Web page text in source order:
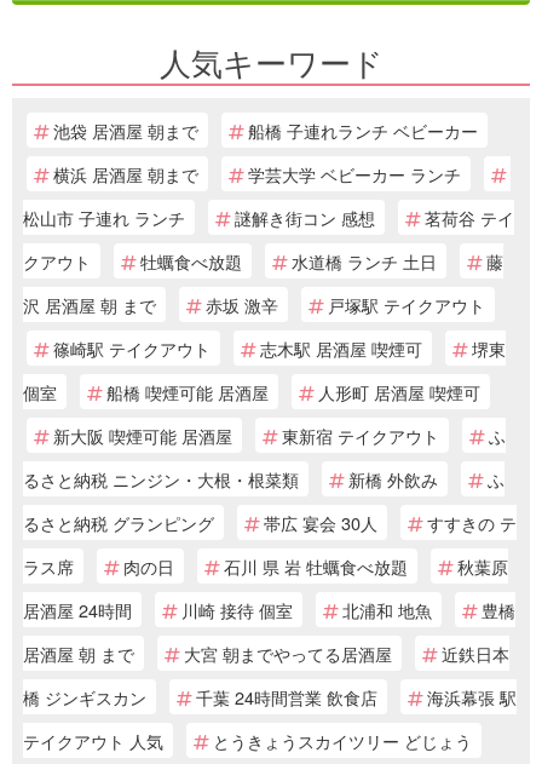
人気キーワード
池袋 居酒屋 朝まで
船橋 子連れランチ ベビーカー
横浜 居酒屋 朝まで
学芸大学 ベビーカー ランチ
松山市 子連れ ランチ
謎解き街コン 感想
茗荷谷 テイ
クアウト
牡蠣食べ放題 水道橋 ランチ 土日
藤
沢 居酒屋 朝 まで
赤坂 激辛
戸塚駅 テイクアウト
篠崎駅 テイクアウト
志木駅 居酒屋 喫煙可
堺東
個室
船橋 喫煙可能 居酒屋
人形町 居酒屋 喫煙可
新大阪 喫煙可能 居酒屋
東新宿 テイクアウト
ふ
るさと納税 ニンジン・大根・根菜類
新橋 外飲み
ふ
るさと納税 グランピング
帯広 宴会 30人
すすきの テ
ラス席
肉の日 石川 県 岩 牡蠣食べ放題
秋葉原
居酒屋 24時間
川崎 接待 個室 北浦和 地魚
豊橋
居酒屋 朝 まで
大宮 朝までやってる居酒屋
近鉄日本
橋 ジンギスカン
千葉 24時間営業 飲食店
海浜幕張 駅
テイクアウト 人気
とうきょうスカイツリー どじょう